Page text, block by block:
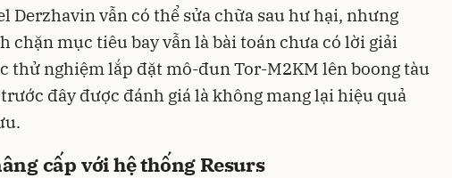
Derzhavin vẫn có thể sửa chữa sau hư hại, nhưng
chặn mục tiêu bay vẫn là bài toán chưa có lời giải
thử nghiệm lắp đặt mô-đun Tor-M2KM lên boong tàu
đây được đánh giá là không mang lại hiệu quả
cấp với hệ thống Resurs